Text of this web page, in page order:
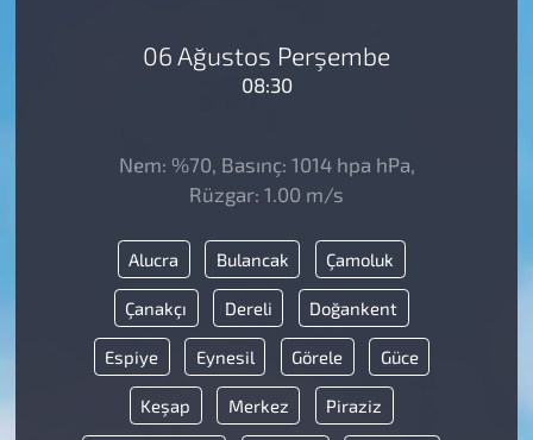
06 Ağustos Perşembe
08:30
Nem: %70, Basınç: 1014 hpa hPa,
Rüzgar: 1.00 m/s
Alucra Bulancak Çamoluk
Çanakçı Dereli Doğankent
Espiye Eynesil Görele Güce
Keşap Merkez Piraziz